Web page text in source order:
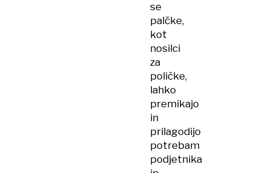
se
palčke,
kot
nosilci
za
poličke,
lahko
premikajo
in
prilagodijo
potrebam
podjetnika